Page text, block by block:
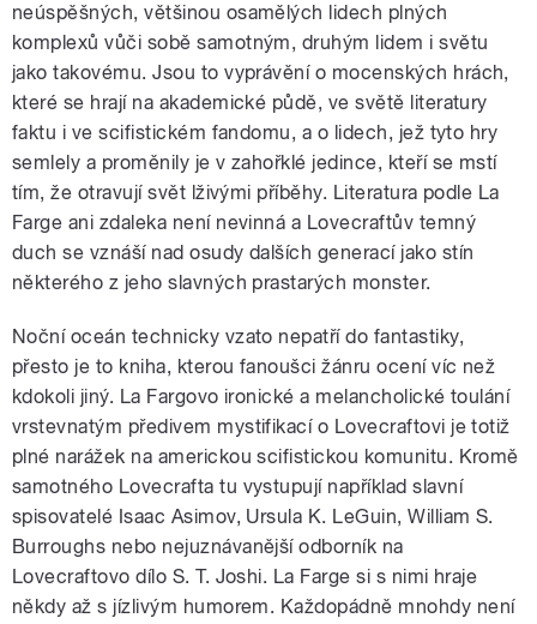
neúspěšných, většinou osamělých lidech plných
komplexů vůči sobě samotným, druhým lidem i světu
jako takovému. Jsou to vyprávění o mocenských hrách,
které se hrají na akademické půdě, ve světě literatury
faktu i ve scifistickém fandomu, a o lidech, jež tyto hry
semlely a proměnily je v zahořklé jedince, kteří se mstí
tím, že otravují svět lživými příběhy. Literatura podle La
Farge ani zdaleka není nevinná a Lovecraftův temný
duch se vznáší nad osudy dalších generací jako stín
některého z jeho slavných prastarých monster.
Noční oceán technicky vzato nepatří do fantastiky,
přesto je to kniha, kterou fanoušci žánru ocení víc než
kdokoli jiný. La Fargovo ironické a melancholické toulání
vrstevnatým předivem mystifikací o Lovecraftovi je totiž
plné narážek na americkou scifistickou komunitu. Kromě
samotného Lovecrafta tu vystupují například slavní
spisovatelé Isaac Asimov, Ursula K. LeGuin, William S.
Burroughs nebo nejuznávanější odborník na
Lovecraftovo dílo S. T. Joshi. La Farge si s nimi hraje
někdy až s jízlivým humorem. Každopádně mnohdy není